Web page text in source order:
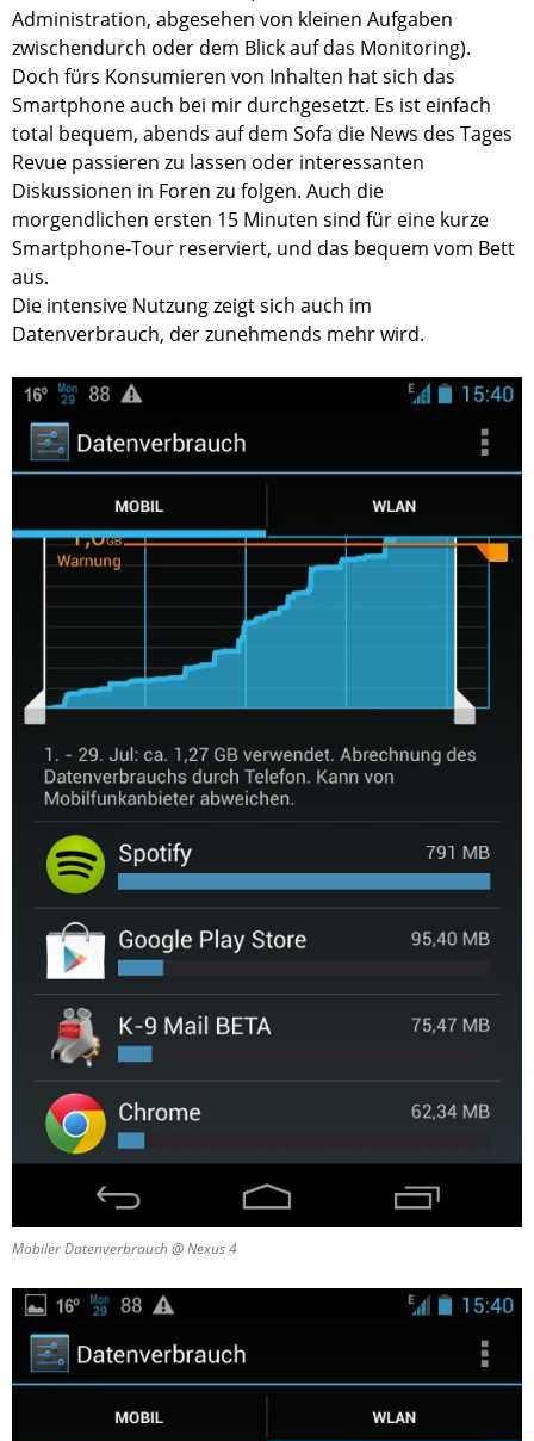
Administration, abgesehen von kleinen Aufgaben
zwischendurch oder dem Blick auf das Monitoring).
Doch fürs Konsumieren von Inhalten hat sich das
Smartphone auch bei mir durchgesetzt. Es ist einfach
total bequem, abends auf dem Sofa die News des Tages
Revue passieren zu lassen oder interessanten
Diskussionen in Foren zu folgen. Auch die
morgendlichen ersten 15 Minuten sind für eine kurze
Smartphone-Tour reserviert, und das bequem vom Bett
aus.
Die intensive Nutzung zeigt sich auch im
Datenverbrauch, der zunehmends mehr wird.
Mobiler Datenverbrauch @ Nexus 4